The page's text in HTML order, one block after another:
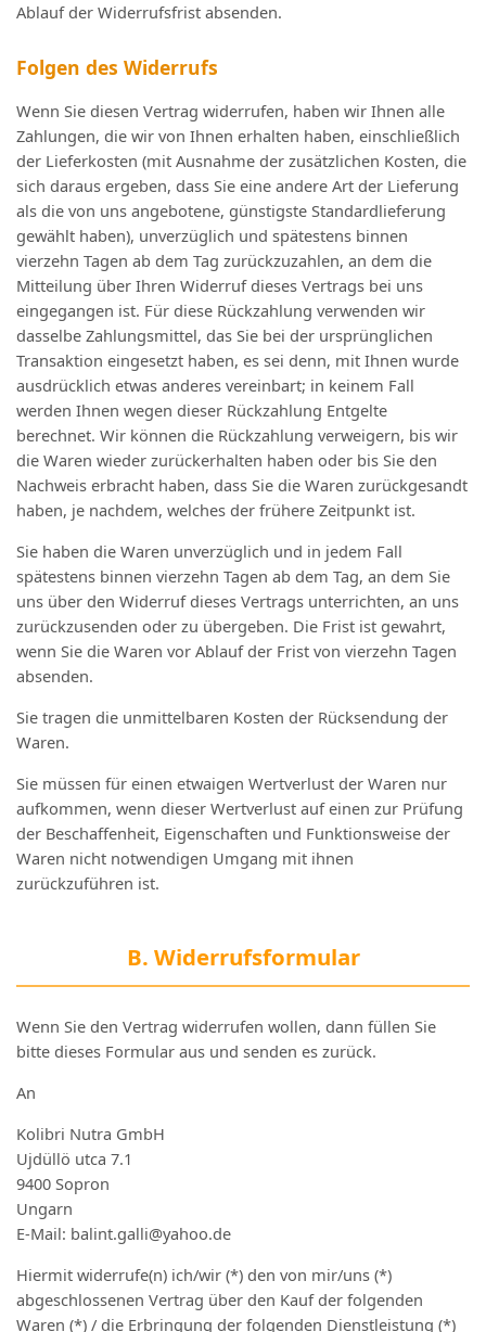
Ablauf der Widerrufsfrist absenden.
Folgen des Widerrufs
Wenn Sie diesen Vertrag widerrufen, haben wir Ihnen alle
Zahlungen, die wir von Ihnen erhalten haben, einschließlich
der Lieferkosten (mit Ausnahme der zusätzlichen Kosten, die
sich daraus ergeben, dass Sie eine andere Art der Lieferung
als die von uns angebotene, günstigste Standardlieferung
gewählt haben), unverzüglich und spätestens binnen
vierzehn Tagen ab dem Tag zurückzuzahlen, an dem die
Mitteilung über Ihren Widerruf dieses Vertrags bei uns
eingegangen ist. Für diese Rückzahlung verwenden wir
dasselbe Zahlungsmittel, das Sie bei der ursprünglichen
Transaktion eingesetzt haben, es sei denn, mit Ihnen wurde
ausdrücklich etwas anderes vereinbart; in keinem Fall
werden Ihnen wegen dieser Rückzahlung Entgelte
berechnet. Wir können die Rückzahlung verweigern, bis wir
die Waren wieder zurückerhalten haben oder bis Sie den
Nachweis erbracht haben, dass Sie die Waren zurückgesandt
haben, je nachdem, welches der frühere Zeitpunkt ist.
Sie haben die Waren unverzüglich und in jedem Fall
spätestens binnen vierzehn Tagen ab dem Tag, an dem Sie
uns über den Widerruf dieses Vertrags unterrichten, an uns
zurückzusenden oder zu übergeben. Die Frist ist gewahrt,
wenn Sie die Waren vor Ablauf der Frist von vierzehn Tagen
absenden.
Sie tragen die unmittelbaren Kosten der Rücksendung der
Waren.
Sie müssen für einen etwaigen Wertverlust der Waren nur
aufkommen, wenn dieser Wertverlust auf einen zur Prüfung
der Beschaffenheit, Eigenschaften und Funktionsweise der
Waren nicht notwendigen Umgang mit ihnen
zurückzuführen ist.
B. Widerrufsformular
Wenn Sie den Vertrag widerrufen wollen, dann füllen Sie
bitte dieses Formular aus und senden es zurück.
An
Kolibri Nutra GmbH
Ujdüllö utca 7.1
9400 Sopron
Ungarn
E-Mail: balint.galli@yahoo.de
Hiermit widerrufe(n) ich/wir (*) den von mir/uns (*)
abgeschlossenen Vertrag über den Kauf der folgenden
Waren (*) / die Erbringung der folgenden Dienstleistung (*)